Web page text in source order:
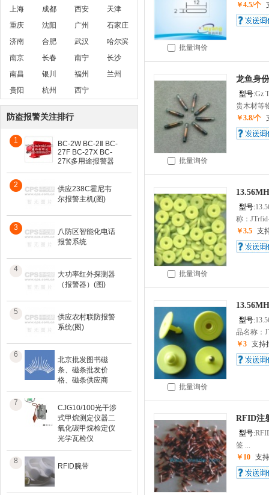
上海
成都 西安
天津
重庆
沈阳 广州
石家庄
济南
合肥 武汉
哈尔滨
南京
长春 南宁
长沙
南昌
银川 福州
兰州
贵阳
杭州 西宁
防盗报警关注排行
1
BC-2W BC-2Ⅱ BC-
27F BC-27X BC-
27K多用途报警器
2
供应238C霍尼韦
尔报警主机(图)
3
八防区智能化电话
报警系统
4
大功率红外探测器
（报警器）(图)
5
供应农村联防报警
系统(图)
6
北京批发图书磁
条、磁条批发价
格、磁条供应商
7
CJG10/100光干涉
式甲烷测定仪器二
氧化碳甲烷检定仪
光学瓦检仪
8
RFID腕带
批量询价
￥4.5/个
批量询价
龙鱼身
型号:Gz
贵木材等
￥3.8/个
批量询价
型号:
称：
￥3.5 支
批量询价
型号:
品名称：
￥3 支持
RFID注
型号:
签 ...
￥10 支